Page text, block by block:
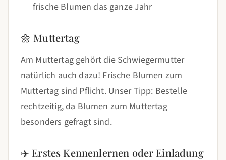
frische Blumen das ganze Jahr
🌼 Muttertag
Am Muttertag gehört die Schwiegermutter
natürlich auch dazu! Frische Blumen zum
Muttertag sind Pflicht. Unser Tipp: Bestelle
rechtzeitig, da Blumen zum Muttertag
besonders gefragt sind.
✈️ Erstes Kennenlernen oder Einladung